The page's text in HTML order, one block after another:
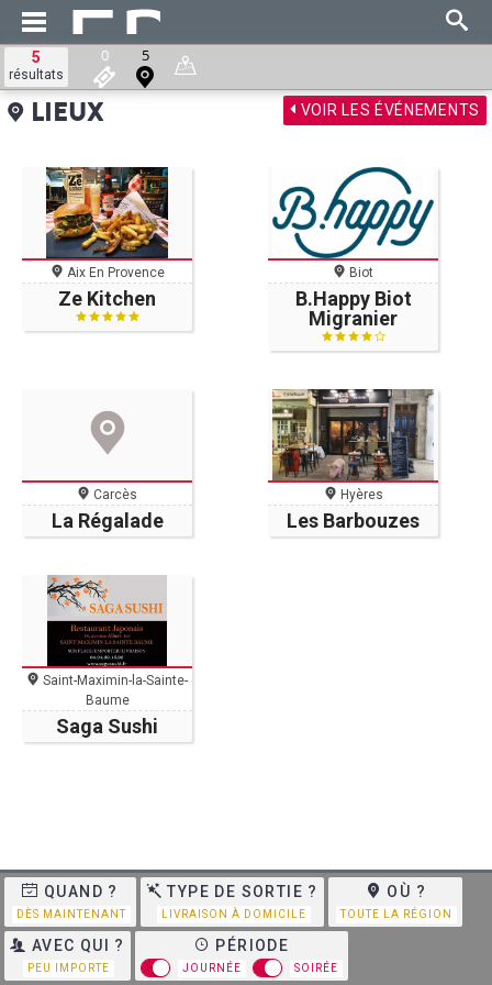
QUAND ?
DÈS MAINTENANT
TYPE DE SORTIE ?
LIVRAISON À DOMICILE
OÙ ?
TOUTE LA RÉGION
AVEC QUI ?
PEU IMPORTE
PÉRIODE
JOURNÉE SOIRÉE
VOIR LES ÉVÉNEMENTS
LIEUX
Aix En Provence
Ze Kitchen
Biot
B.Happy Biot
Migranier
Carcès
La Régalade
Hyères
Les Barbouzes
Saint-Maximin-la-Sainte-
Baume
Saga Sushi
5
résultats
0 5